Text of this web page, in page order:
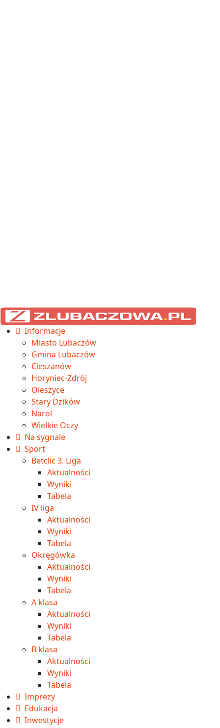
Informacje
Miasto Lubaczów
Gmina Lubaczów
Cieszanów
Horyniec-Zdrój
Oleszyce
Stary Dzików
Narol
Wielkie Oczy
Na sygnale
Sport
Betclic 3. Liga
Aktualności
Wyniki
Tabela
IV liga
Aktualności
Wyniki
Tabela
Okręgówka
Aktualności
Wyniki
Tabela
A klasa
Aktualności
Wyniki
Tabela
B klasa
Aktualności
Wyniki
Tabela
Imprezy
Edukacja
Inwestycje